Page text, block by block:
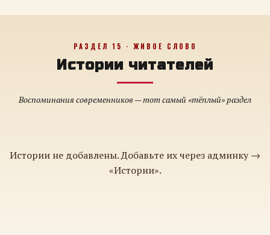
РАЗДЕЛ 15 · ЖИВОЕ СЛОВО
Истории читателей
Воспоминания современников — тот самый «тёплый» раздел
Истории не добавлены. Добавьте их через админку →
«Истории».